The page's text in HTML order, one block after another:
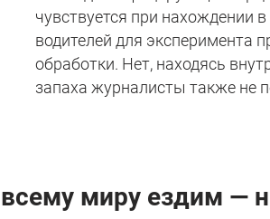
чувствуется при нахождении
водителей для эксперимента
обработки. Нет, находясь
запаха журналисты также не
миру ездим —